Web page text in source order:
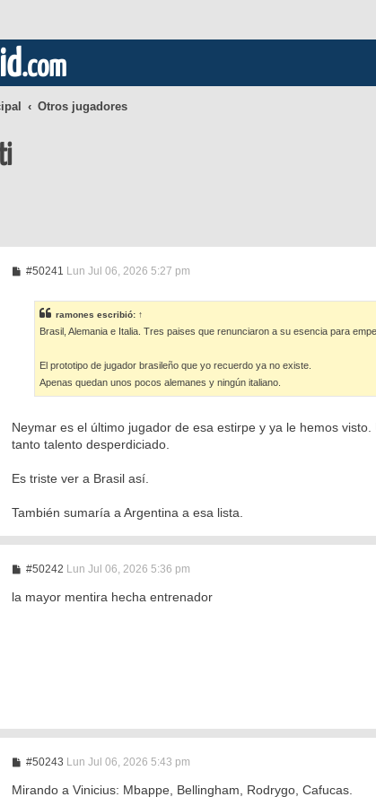
.com
Otros jugadores
#50241 M
a
j
Lun Jul 06, 2026 5:27 pm
ramones escribió: ↑
Brasil, Alemania e Italia. Tres paises que renunciaron a su esencia para
El prototipo de jugador brasileño que yo recuerdo ya no existe.
Apenas quedan unos pocos alemanes y ningún italiano.
Neymar es el último jugador de esa estirpe y ya le hemos
tanto talento desperdiciado.
Es triste ver a Brasil así.
También sumaría a Argentina a esa lista.
#50242M
n
Lun Jul 06, 2026 5:36 pm
la mayor mentira hecha entrenador
#50243M
n
Lun Jul 06, 2026 5:43 pm
Mirando a Vinicius: Mbappe, Bellingham, Rodrygo, Cafucas.